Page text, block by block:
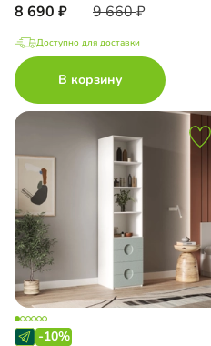
8 690 9 660
Доступно для доставки
В корзину
-10%